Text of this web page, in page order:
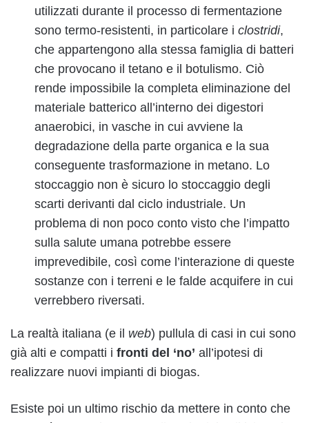
utilizzati durante il processo di fermentazione
sono termo-resistenti, in particolare i clostridi,
che appartengono alla stessa famiglia di batteri
che provocano il tetano e il botulismo. Ciò
rende impossibile la completa eliminazione del
materiale batterico all’interno dei digestori
anaerobici, in vasche in cui avviene la
degradazione della parte organica e la sua
conseguente trasformazione in metano. Lo
stoccaggio non è sicuro lo stoccaggio degli
scarti derivanti dal ciclo industriale. Un
problema di non poco conto visto che l’impatto
sulla salute umana potrebbe essere
imprevedibile, così come l’interazione di queste
sostanze con i terreni e le falde acquifere in cui
verrebbero riversati.
La realtà italiana (e il web) pullula di casi in cui sono
già alti e compatti i fronti del ‘no’ all’ipotesi di
realizzare nuovi impianti di biogas.
Esiste poi un ultimo rischio da mettere in conto che